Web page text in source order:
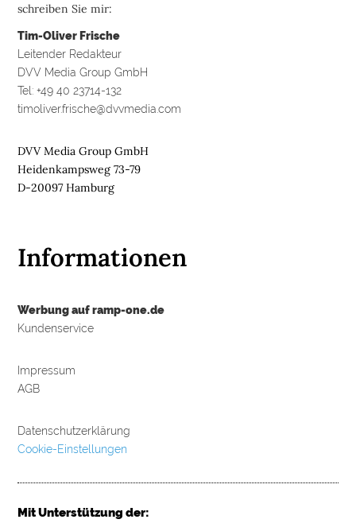
schreiben Sie mir:
Tim-Oliver Frische
Leitender Redakteur
DVV Media Group GmbH
Tel: +49 40 23714-132
timoliver.frische@dvvmedia.com
DVV Media Group GmbH
Heidenkampsweg 73-79
D-20097 Hamburg
Informationen
Werbung auf ramp-one.de
Kundenservice
Impressum
AGB
Datenschutzerklärung
Cookie-Einstellungen
Mit Unterstützung der: